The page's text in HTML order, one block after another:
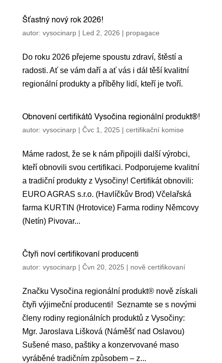
Šťastný nový rok 2026!
autor: vysocinarp| Led 2, 2026 | propagace
Do roku 2026 přejeme spoustu zdraví, štěstí a
radosti. Ať se vám daří a ať vás i dál těší kvalitní
regionální produkty a příběhy lidí, kteří je tvoří.
Obnovení certifikátů Vysočina regionální produkt®!
autor: vysocinarp| Čvc 1, 2025 | certifikační komise
Máme radost, že se k nám připojili další výrobci,
kteří obnovili svou certifikaci. Podporujeme kvalitní
a tradiční produkty z Vysočiny! Certifikát obnovili:
EURO AGRAS s.r.o. (Havlíčkův Brod) Včelařská
farma KURTIN (Hrotovice) Farma rodiny Němcovy
(Netín) Pivovar...
Čtyři noví certifikovaní producenti
autor: vysocinarp| Čvn 20, 2025 | nově certifikovaní
Značku Vysočina regionální produkt® nově získali
čtyři výjimeční producenti! Seznamte se s novými
členy rodiny regionálních produktů z Vysočiny:
Mgr. Jaroslava Lišková (Náměšť nad Oslavou)
Sušené maso, paštiky a konzervované maso
vyráběné tradičním způsobem – z...